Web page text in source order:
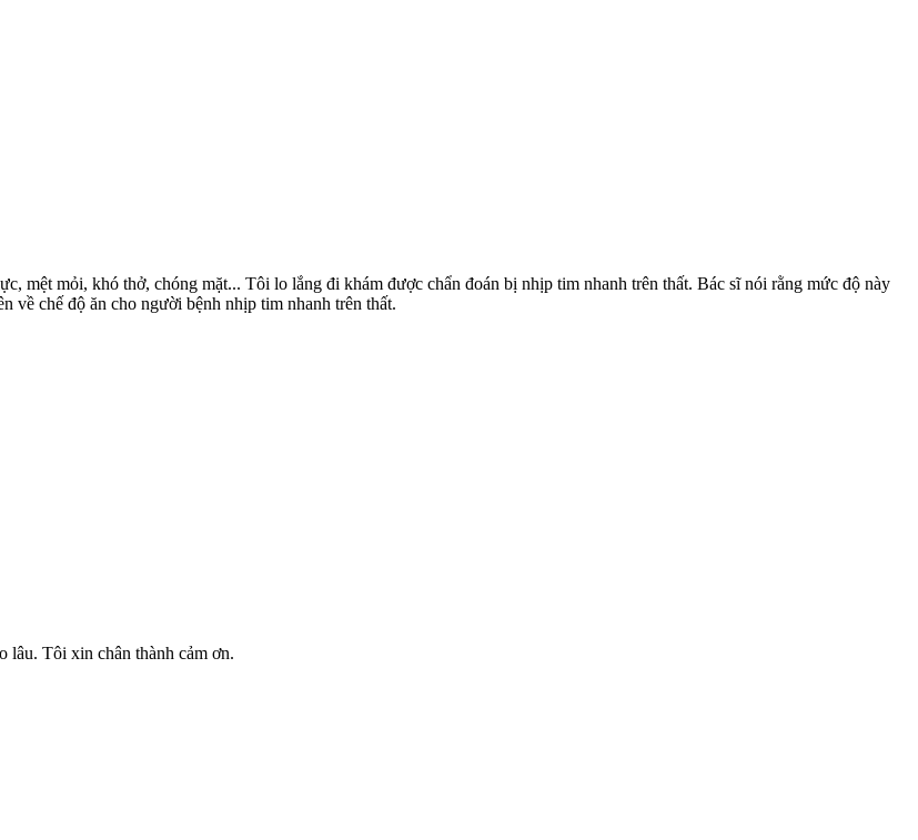
mệt mỏi, khó thở, chóng mặt... Tôi lo lắng đi khám được chẩn đoán bị nhịp tim nhanh trên thất. Bác sĩ nói rằng mức độ này
về chế độ ăn cho người bệnh nhịp tim nhanh trên thất.
lâu. Tôi xin chân thành cảm ơn.